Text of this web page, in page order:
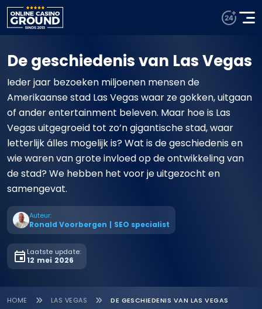
De geschiedenis van Las Vegas
Ieder jaar bezoeken miljoenen mensen de
Amerikaanse stad Las Vegas waar ze gokken, uitgaan
of ander entertainment beleven. Maar hoe is Las
Vegas uitgegroeid tot zo’n gigantische stad, waar
letterlijk álles mogelijk is? Wat is de geschiedenis en
wie waren van grote invloed op de ontwikkeling van
de stad? We hebben het voor je uitgezocht en
samengevat.
Auteur:
Ronald Voorbergen | SEO specialist
Laatste update:
12 mei 2026
HOME LAS VEGAS DE GESCHIEDENIS VAN LAS VEGAS